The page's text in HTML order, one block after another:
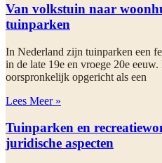
Van volkstuin naar
tuinparken
In Nederland zijn tuinparken een
in de late 19e en vroege 20e
oorspronkelijk opgericht als een
Lees Meer »
Tuinparken en
juridische aspecten